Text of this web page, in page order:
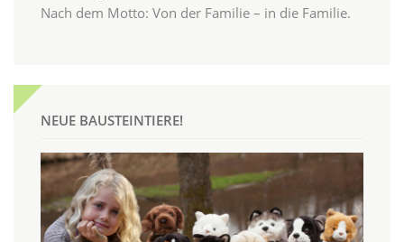
Nach dem Motto: Von der Familie – in die Familie.
NEUE BAUSTEINTIERE!